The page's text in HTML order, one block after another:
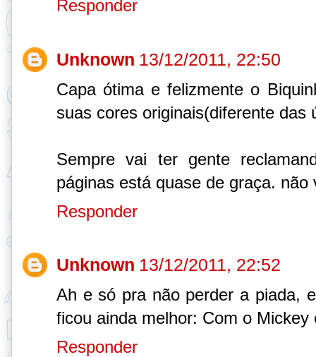
Responder
Unknown 13/12/2011, 22:50
Capa ótima e felizmente o
suas cores originais(diferente das
Sempre vai ter gente
páginas está quase de graça.
Responder
Unknown 13/12/2011, 22:52
Ah e só pra não perder a piada,
ficou ainda melhor: Com o Mickey
Responder